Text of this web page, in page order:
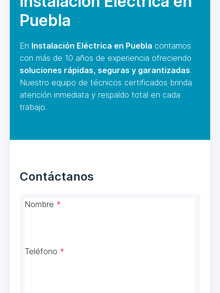
Puebla
En Instalación Eléctrica en Puebla contamos
con más de 10 años de experiencia ofreciendo
soluciones rápidas, seguras y garantizadas.
Nuestro equipo de técnicos certificados brinda
atención inmediata y respaldo total en cada
trabajo.
Contáctanos
Nombre *
Teléfono *